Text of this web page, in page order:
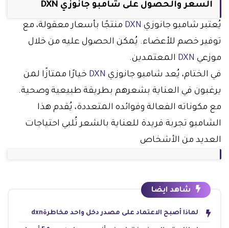
السعر والحصول على شامبو جانوزي DXN
يُعتبر شامبو جانوزي DXN منتجًا بأسعار معقولة، مع
توفير خصم للأعضاء. يُمكن الحصول عليه من خلال
موزعي DXN المعتمدين.
في الختام، يُعد شامبو جانوزي DXN خيارًا ممتازًا لمن
يرغبون في العناية بشعرهم بطريقة طبيعية وصحية.
مع مكوناته الفعالة وفوائده المتعددة، يُقدم هذا
الشامبو تجربة فريدة للعناية بالشعر تُلبي احتياجات
العديد من الأشخاص
شاهد ايضا
لماذا أصبح الاعتماد على مصدر دخل واحد مخاطرةdxn